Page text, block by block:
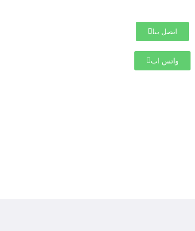
اتصل بنا
واتس اب